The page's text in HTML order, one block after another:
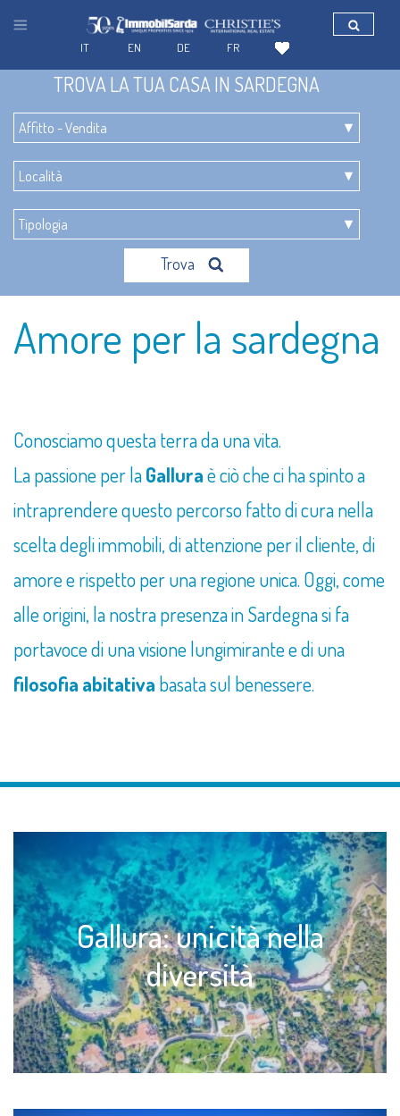
TROVA LA TUA CASA IN SARDEGNA
Trova
Amore per la sardegna
Conosciamo questa terra da una vita.
La passione per laGalluraè ciò che ci ha spinto a
intraprendere questo percorso fatto di cura nella
scelta degli immobili, di attenzione per il cliente, di
amore e rispetto per una regione unica. Oggi, come
alle origini, la nostra presenza in Sardegna si fa
portavoce di una visione lungimirante e di una
filosofia abitativa basata sul benessere.
Gallura: unicità nella
diversità
FR
DE
EN
IT